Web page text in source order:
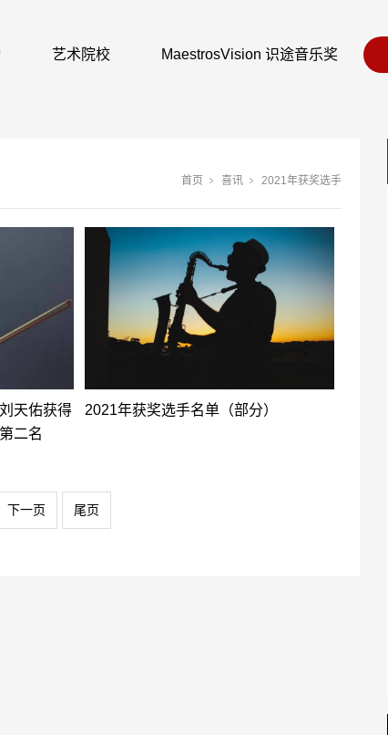
艺术院校 MaestrosVision 识途音乐奖
首页 喜讯 2021年获奖选手
天佑获得
二名
2021年获奖选手名单（部分）
下一页 尾页